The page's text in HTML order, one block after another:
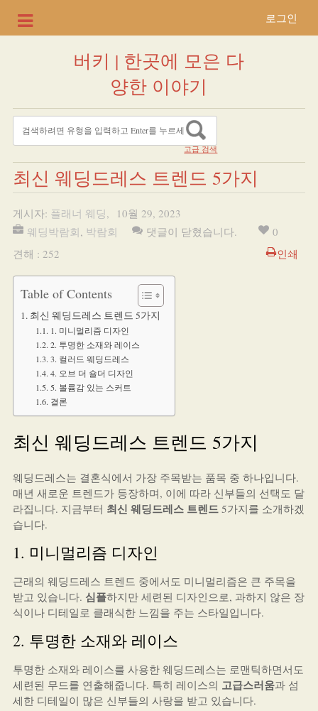
로그인
버키 | 한곳에 모은 다
양한 이야기
고급 검색
최신 웨딩드레스 트렌드 5가지
게시자: 플래너 웨딩,
10월 29, 2023
웨딩박람회, 박람회 댓글이 닫혔습니다.
0
견해 : 252
인쇄
Table of Contents
최신 웨딩드레스 트렌드 5가지
1. 미니멀리즘 디자인
2. 투명한 소재와 레이스
3. 컬러드 웨딩드레스
4. 오브 더 숄더 디자인
5. 볼륨감 있는 스커트
결론
최신 웨딩드레스 트렌드 5가지
웨딩드레스는 결혼식에서 가장 주목받는 품목 중 하나입니다.
매년 새로운 트렌드가 등장하며, 이에 따라 신부들의 선택도 달
라집니다. 지금부터 최신 웨딩드레스 트렌드5가지를 소개하겠
습니다.
1. 미니멀리즘 디자인
근래의 웨딩드레스 트렌드 중에서도 미니멀리즘은 큰 주목을
받고 있습니다. 심플하지만 세련된 디자인으로, 과하지 않은 장
식이나 디테일로 클래식한 느낌을 주는 스타일입니다.
2. 투명한 소재와 레이스
투명한 소재와 레이스를 사용한 웨딩드레스는 로맨틱하면서도
세련된 무드를 연출해줍니다. 특히 레이스의 고급스러움과 섬
세한 디테일이 많은 신부들의 사랑을 받고 있습니다.